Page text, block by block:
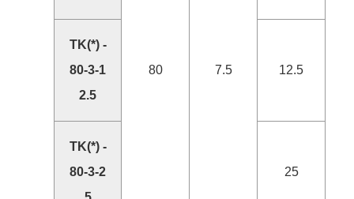
80 7.5
TK(*) -
80-3-1
2.5
12.5
TK(*) -
80-3-2
25